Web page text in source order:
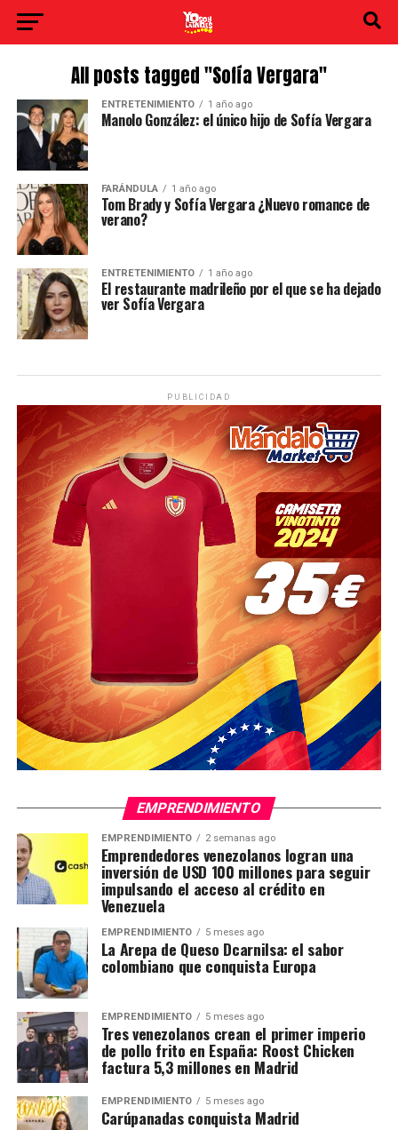
All posts tagged "Sofía Vergara"
ENTRETENIMIENTO 1 año ago
Manolo González: el único hijo de Sofía Vergara
FARÁNDULA 1 año ago
Tom Brady y Sofía Vergara ¿Nuevo romance de
verano?
ENTRETENIMIENTO 1 año ago
El restaurante madrileño por el que se ha dejado
ver Sofía Vergara
PUBLICIDAD
EMPRENDIMIENTO
EMPRENDIMIENTO 2 semanas ago
Emprendedores venezolanos logran una
inversión de USD 100 millones para seguir
impulsando el acceso al crédito en
Venezuela
EMPRENDIMIENTO 5 meses ago
La Arepa de Queso Dcarnilsa: el sabor
colombiano que conquista Europa
EMPRENDIMIENTO 5 meses ago
Tres venezolanos crean el primer imperio
de pollo frito en España: Roost Chicken
factura 5,3 millones en Madrid
EMPRENDIMIENTO 5 meses ago
Carúpanadas conquista Madrid